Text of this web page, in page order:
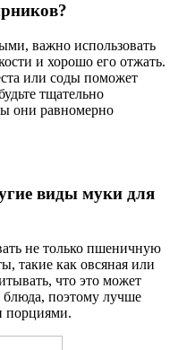
важно использовать
и хорошо его отжать.
или соды поможет
тщательно
они равномерно
виды муки для
не только пшеничную
такие как овсяная или
что это может
блюда, поэтому лучше
порциями.